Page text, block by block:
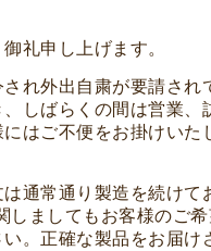
礼申し上げます。
れ外出自粛が要請され
しばらくの間は営業、
はご不便をお掛けいた
通常通り製造を続けて
ましてもお客様のご希
。正確な製品をお届け